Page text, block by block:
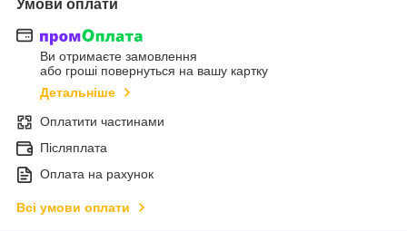
Умови оплати
Ви отримаєте замовлення
або гроші повернуться на вашу картку
Детальніше
Оплатити частинами
Післяплата
Оплата на рахунок
Всі умови оплати